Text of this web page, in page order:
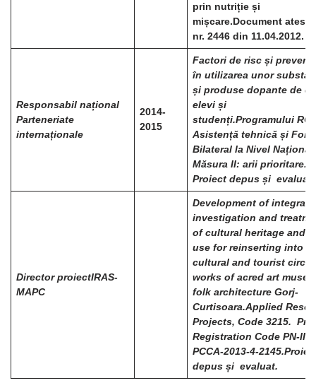
prin nutriție și
mișcare. Document
nr. 2446 din 11.04.2012.
Responsabil național
Parteneriate
internaționale
2014-
2015
Factori de risc și
în utilizarea unor
și produse dopante de
elevi și
studenți.Programului
Asistență tehnică și
Bilateral la Nivel Național.
Măsura II: arii prioritare.
Proiect depus și evaluat
Director proiectIRAS-
MAPC
Development of
investigation and
of cultural heritage and
use for reinserting into
cultural and tourist
works of acred art
folk architecture Gorj-
Curtisoara.Applied
Projects, Code 3215.
Registration Code PN-II-
PCCA-2013-4-2145.
depus și evaluat.